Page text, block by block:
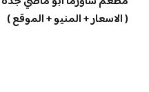
( الاسعار + المنيو + الموقع )